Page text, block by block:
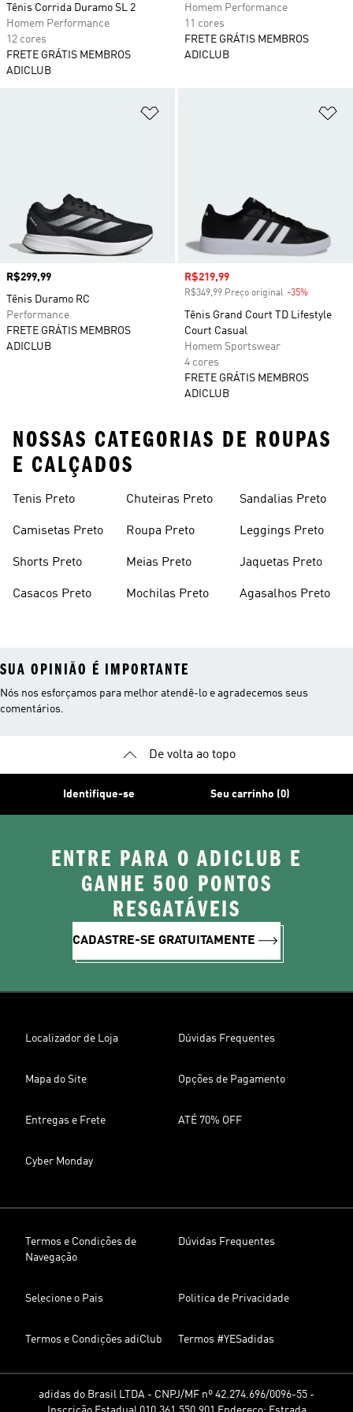
Tênis Corrida Duramo SL 2
Homem Performance
12 cores
FRETE GRÁTIS MEMBROS
ADICLUB
Homem Performance
11 cores
FRETE GRÁTIS MEMBROS
ADICLUB
Preço
R$299,99
Tênis Duramo RC
Performance
FRETE GRÁTIS MEMBROS
ADICLUB
Preço com desconto
R$219,99
R$349,99 Preço original -35%
Tênis Grand Court TD Lifestyle
Court Casual
Homem Sportswear
4 cores
FRETE GRÁTIS MEMBROS
ADICLUB
NOSSAS CATEGORIAS DE ROUPAS
E CALÇADOS
Tenis Preto
Camisetas Preto
Shorts Preto
Casacos Preto
Chuteiras Preto
Roupa Preto
Meias Preto
Mochilas Preto
Sandalias Preto
Leggings Preto
Jaquetas Preto
Agasalhos Preto
SUA OPINIÃO É IMPORTANTE
Nós nos esforçamos para melhor atendê-lo e agradecemos seus
comentários.
De volta ao topo
Identifique-se Seu carrinho (0)
ENTRE PARA O ADICLUB E
GANHE 500 PONTOS
RESGATÁVEIS
CADASTRE-SE GRATUITAMENTE
Localizador de Loja Dúvidas Frequentes
Mapa do Site Opções de Pagamento
Entregas e Frete ATÉ 70% OFF
Cyber Monday
Termos e Condições de
Navegação
Dúvidas Frequentes
Selecione o Pais Politica de Privacidade
Termos e Condições adiClub Termos #YESadidas
adidas do Brasil LTDA - CNPJ/MF nº 42.274.696/0096-55 -